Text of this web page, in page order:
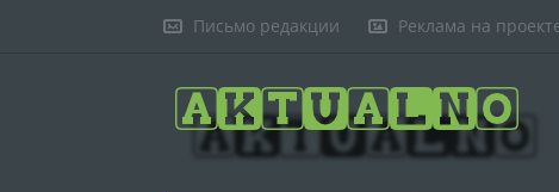
Письмо редакции Реклама на